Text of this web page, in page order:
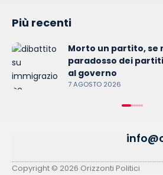
Più recenti
Morto un partito, se
paradosso dei
al governo
7 AGOSTO 2026
Copyright © 2026 Orizzonti Politici